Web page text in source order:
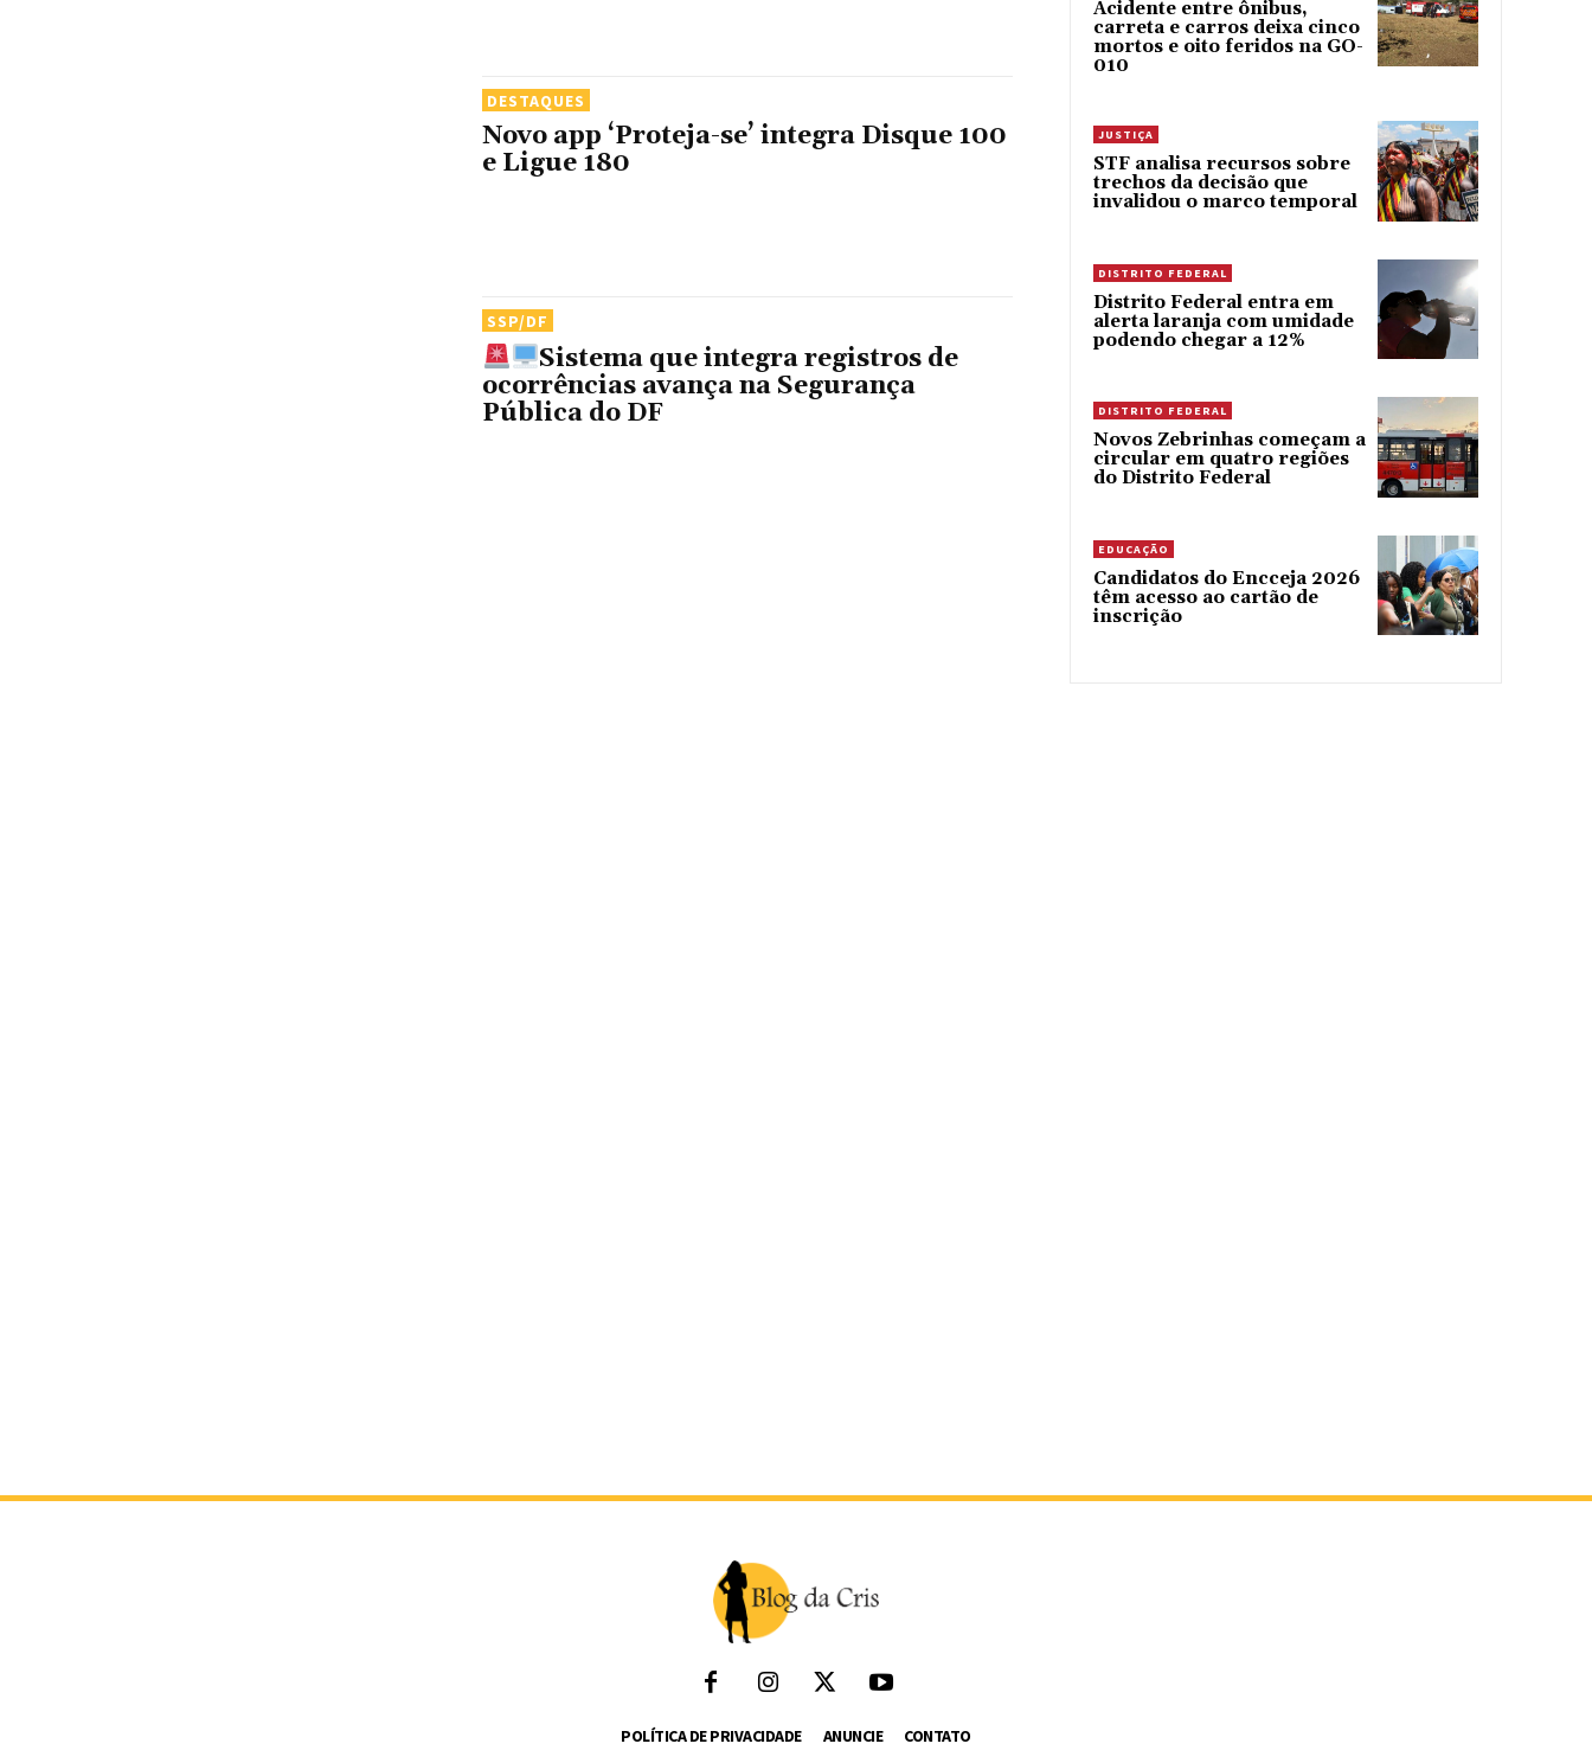
DESTAQUES
Novo app ‘Proteja-se’ integra Disque 100
e Ligue 180
SSP/DF
Sistema que integra registros de
ocorrências avança na Segurança
Pública do DF
Acidente entre ônibus,
carreta e carros deixa cinco
mortos e oito feridos na GO-
010
JUSTIÇA
STF analisa recursos sobre
trechos da decisão que
invalidou o marco temporal
DISTRITO FEDERAL
Distrito Federal entra em
alerta laranja com umidade
podendo chegar a 12%
DISTRITO FEDERAL
Novos Zebrinhas começam a
circular em quatro regiões
do Distrito Federal
EDUCAÇÃO
Candidatos do Encceja 2026
têm acesso ao cartão de
inscrição
POLÍTICA DE PRIVACIDADE ANUNCIE CONTATO